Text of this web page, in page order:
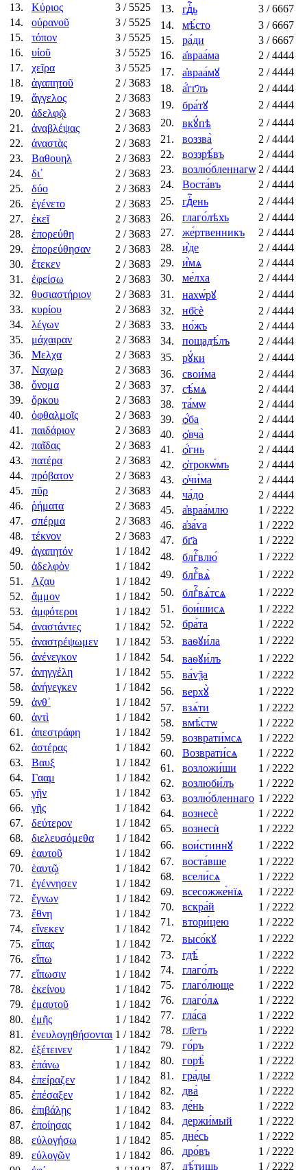
13.
Κύριος 3 / 5525
14.
οὐρανοῦ 3 / 5525
15.
τόπον 3 / 5525
16.
υἱοῦ 3 / 5525
17.
χεῖρα 3 / 5525
18.
ἀγαπητοῦ 2 / 3683
19.
ἄγγελος 2 / 3683
20.
ἀδελφῷ 2 / 3683
21.
ἀναβλέψας 2 / 3683
22.
ἀναστὰς 2 / 3683
23.
Βαθουηλ 2 / 3683
24.
δι᾿ 2 / 3683
25.
δύο 2 / 3683
26.
ἐγένετο 2 / 3683
27.
ἐκεῖ 2 / 3683
28.
ἐπορεύθη 2 / 3683
29.
ἐπορεύθησαν 2 / 3683
30.
ἔτεκεν 2 / 3683
31.
ἐφείσω 2 / 3683
32.
θυσιαστήριον 2 / 3683
33.
κυρίου 2 / 3683
34.
λέγων 2 / 3683
35.
μάχαιραν 2 / 3683
36.
Μελχα 2 / 3683
37.
Ναχωρ 2 / 3683
38.
ὄνομα 2 / 3683
39.
ὅρκου 2 / 3683
40.
ὀφθαλμοῖς 2 / 3683
41.
παιδάριον 2 / 3683
42.
παῖδας 2 / 3683
43.
πατέρα 2 / 3683
44.
πρόβατον 2 / 3683
45.
πῦρ 2 / 3683
46.
ῥήματα 2 / 3683
47.
σπέρμα 2 / 3683
48.
τέκνον 2 / 3683
49.
ἀγαπητόν 1 / 1842
50.
ἀδελφὸν 1 / 1842
51.
Αζαυ 1 / 1842
52.
ἄμμον 1 / 1842
53.
ἀμφότεροι 1 / 1842
54.
ἀναστάντες 1 / 1842
55.
ἀναστρέψωμεν 1 / 1842
56.
ἀνένεγκον 1 / 1842
57.
ἀνηγγέλη 1 / 1842
58.
ἀνήνεγκεν 1 / 1842
59.
ἀνθ᾿ 1 / 1842
60.
ἀντὶ 1 / 1842
61.
ἀπεστράφη 1 / 1842
62.
ἀστέρας 1 / 1842
63.
Βαυξ 1 / 1842
64.
Γααμ 1 / 1842
65.
γῆν 1 / 1842
66.
γῆς 1 / 1842
67.
δεύτερον 1 / 1842
68.
διελευσόμεθα 1 / 1842
69.
ἑαυτοῦ 1 / 1842
70.
ἑαυτῷ 1 / 1842
71.
ἐγέννησεν 1 / 1842
72.
ἔγνων 1 / 1842
73.
ἔθνη 1 / 1842
74.
εἵνεκεν 1 / 1842
75.
εἴπας 1 / 1842
76.
εἴπω 1 / 1842
77.
εἴπωσιν 1 / 1842
78.
ἐκείνου 1 / 1842
79.
ἐμαυτοῦ 1 / 1842
80.
ἐμῆς 1 / 1842
81.
ἐνευλογηθήσονται 1 / 1842
82.
ἐξέτεινεν 1 / 1842
83.
ἐπάνω 1 / 1842
84.
ἐπείραζεν 1 / 1842
85.
ἐπέσαξεν 1 / 1842
86.
ἐπιβάλῃς 1 / 1842
87.
ἐποίησας 1 / 1842
88.
εὐλογήσω 1 / 1842
89.
εὐλογῶν 1 / 1842
13.
гдⷭ҇ь 3 / 6667
14.
мѣ́сто 3 / 6667
15.
ра́ди 3 / 6667
16.
а҆враа́ма 2 / 4444
17.
а҆враа́мꙋ 2 / 4444
18.
а҆́гг҃лъ 2 / 4444
19.
бра́тꙋ 2 / 4444
20.
вкꙋ́пѣ 2 / 4444
21.
воззва̀ 2 / 4444
22.
воззрѣ́въ 2 / 4444
23.
возлю́бленнагѡ 2 / 4444
24.
Воста́въ 2 / 4444
25.
гдⷭ҇ень 2 / 4444
26.
глаго́лѣхъ 2 / 4444
27.
же́ртвенникъ 2 / 4444
28.
и҆́де 2 / 4444
29.
и҆́мѧ 2 / 4444
30.
ме́лха 2 / 4444
31.
нахѡ́рꙋ 2 / 4444
32.
нб҃сѐ 2 / 4444
33.
но́жъ 2 / 4444
34.
пощадѣ́лъ 2 / 4444
35.
рꙋ́ки 2 / 4444
36.
свои́ма 2 / 4444
37.
сѣ́мѧ 2 / 4444
38.
та́мѡ 2 / 4444
39.
ѻ҆́ба 2 / 4444
40.
ѻ҆вча̀ 2 / 4444
41.
ѻ҆́гнь 2 / 4444
42.
ѻ҆трокѡ́мъ 2 / 4444
43.
ѻ҆чи́ма 2 / 4444
44.
ча́до 2 / 4444
45.
а҆враа́млю 1 / 2222
46.
а҆за́ѵа 1 / 2222
47.
бг҃а 1 / 2222
48.
блгⷭ҇влю́ 1 / 2222
49.
блгⷭ҇вѧ̀ 1 / 2222
50.
блгⷭ҇вѧ́тсѧ 1 / 2222
51.
бои́шисѧ 1 / 2222
52.
бра́та 1 / 2222
53.
ваѳꙋи́ла 1 / 2222
54.
ваѳꙋи́лъ 1 / 2222
55.
ва́ѵѯа 1 / 2222
56.
верхꙋ̀ 1 / 2222
57.
взѧ́ти 1 / 2222
58.
вмѣ́стѡ 1 / 2222
59.
возврати́мсѧ 1 / 2222
60.
Возврати́сѧ 1 / 2222
61.
возложи́ши 1 / 2222
62.
возлюби́лъ 1 / 2222
63.
возлю́бленнаго 1 / 2222
64.
вознесѐ 1 / 2222
65.
вознесѝ 1 / 2222
66.
вои́стиннꙋ 1 / 2222
67.
воста́вше 1 / 2222
68.
всели́сѧ 1 / 2222
69.
всесожже́нїѧ 1 / 2222
70.
вскра́й 1 / 2222
71.
втори́цею 1 / 2222
72.
высо́кꙋ 1 / 2222
73.
гдѣ́ 1 / 2222
74.
глаго́лъ 1 / 2222
75.
глаго́люще 1 / 2222
76.
глаго́лѧ 1 / 2222
77.
гла́са 1 / 2222
78.
гл҃етъ 1 / 2222
79.
го́ръ 1 / 2222
80.
горѣ̀ 1 / 2222
81.
гра́ды 1 / 2222
82.
два̀ 1 / 2222
83.
де́нь 1 / 2222
84.
держи́мый 1 / 2222
85.
дне́сь 1 / 2222
86.
дро́въ 1 / 2222
87.
дѣ́тищь 1 / 2222